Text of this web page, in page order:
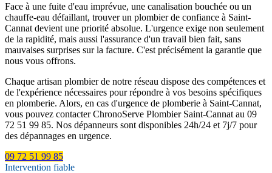
Face à une fuite d'eau imprévue, une canalisation bouchée ou un
chauffe-eau défaillant, trouver un plombier de confiance à Saint-
Cannat devient une priorité absolue. L'urgence exige non seulement
de la rapidité, mais aussi l'assurance d'un travail bien fait, sans
mauvaises surprises sur la facture. C'est précisément la garantie que
nous vous offrons.
Chaque artisan plombier de notre réseau dispose des compétences et
de l'expérience nécessaires pour répondre à vos besoins spécifiques
en plomberie. Alors, en cas d'urgence de plomberie à Saint-Cannat,
vous pouvez contacter ChronoServe Plombier Saint-Cannat au 09
72 51 99 85. Nos dépanneurs sont disponibles 24h/24 et 7j/7 pour
des dépannages en urgence.
09 72 51 99 85
Intervention fiable